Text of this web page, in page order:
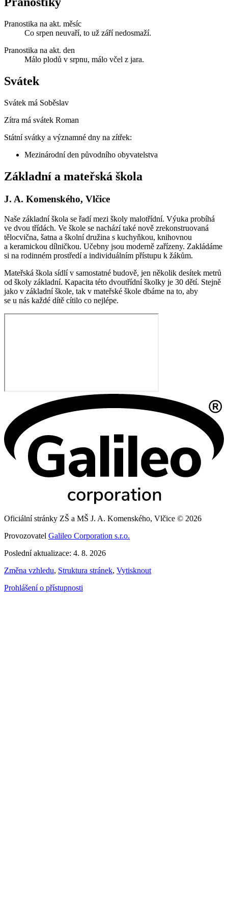
Pranostika na akt. měsíc
Co srpen neuvaří, to už září nedosmaží.
Pranostika na akt. den
Málo plodů v srpnu, málo včel z jara.
Svátek
Svátek má Soběslav
Zítra má svátek Roman
Státní svátky a významné dny na zítřek:
Mezinárodní den původního obyvatelstva
Základní a mateřská škola
J. A. Komenského, Vlčice
Naše základní škola se řadí mezi školy malotřídní. Výuka probíhá
ve dvou třídách. Ve škole se nachází také nově zrekonstruovaná
tělocvična, šatna a školní družina s kuchyňkou, knihovnou
a keramickou dílničkou. Učebny jsou moderně zařízeny. Zakládáme
si na rodinném prostředí a individuálním přístupu k žákům.
Mateřská škola sídlí v samostatné budově, jen několik desítek metrů
od školy základní. Kapacita této dvoutřídní školky je 30 dětí. Stejně
jako v základní škole, tak v mateřské škole dbáme na to, aby
se u nás každé dítě cítilo co nejlépe.
Oficiální stránky ZŠ a MŠ J. A. Komenského, Vlčice © 2026
Provozovatel Galileo Corporation s.r.o.
Poslední aktualizace: 4. 8. 2026
Změna vzhledu, Struktura stránek, Vytisknout
Prohlášení o přístupnosti